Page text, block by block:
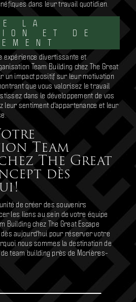
dans leur travail quotidien.
LA
ET DE
expérience divertissante et
Team Building chez The Great
un impact positif sur leur motivation
que vous valorisez le travail
dans le développement de vos
leur sentiment d'appartenance et leur
Team
The Great
dès
de créer des souvenirs
les liens au sein de votre équipe
Building chez The Great Escape
dès aujourd'hui pour réserver votre
nous sommes la destination de
team building près de Morières-